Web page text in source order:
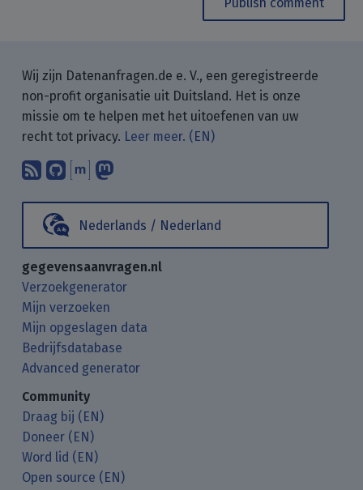
Wij zijn Datenanfragen.de e. V., een geregistreerde
non-profit organisatie uit Duitsland. Het is onze
missie om te helpen met het uitoefenen van uw
recht tot privacy. Leer meer. (EN)
Abonneer op onze blogposts met
Vind ons op GitHub.
Praat met ons via Matrix.
Nederlands / Nederland
gegevensaanvragen.nl
Verzoekgenerator
Mijn verzoeken
Mijn opgeslagen data
Bedrijfsdatabase
Advanced generator
Community
Draag bij (EN)
Doneer (EN)
Word lid (EN)
Open source (EN)